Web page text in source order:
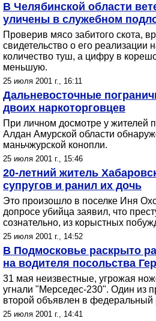
В Челябинской области
уличены в служебном
Проверив мясо забитого скота,
свидетельство о его реализации
количество туш, а цифру в
меньшую.
25 июля 2001 г., 16:11
Дальневосточные
двоих наркоторговцев
При личном досмотре у жителей
Алдан Амурской области
маньчжурской конопли.
25 июля 2001 г., 15:46
20-летний житель
супругов и ранил их дочь
Это произошло в поселке Иня
допросе убийца заявил, что
сознательно, из корыстных
25 июля 2001 г., 14:52
В Подмосковье раскрыто
на водителя посольства
31 мая неизвестные, угрожая
угнали "Мерседес-230". Один из
второй объявлен в федеральный
25 июля 2001 г., 14:41